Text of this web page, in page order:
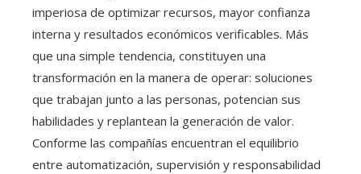
imperiosa de optimizar recursos, mayor confianza
interna y resultados económicos verificables. Más
que una simple tendencia, constituyen una
transformación en la manera de operar: soluciones
que trabajan junto a las personas, potencian sus
habilidades y replantean la generación de valor.
Conforme las compañías encuentran el equilibrio
entre automatización, supervisión y responsabilidad